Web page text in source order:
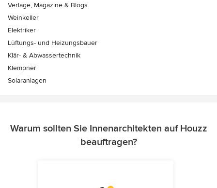
Verlage, Magazine & Blogs
Weinkeller
Elektriker
Lüftungs- und Heizungsbauer
Klär- & Abwassertechnik
Klempner
Solaranlagen
Warum sollten Sie Innenarchitekten auf Houzz
beauftragen?